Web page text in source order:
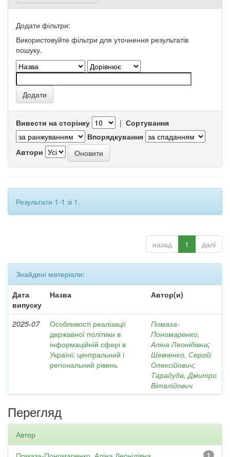
Додати фільтри:
Використовуйте фільтри для уточнення результатів
пошуку.
Вивести на сторінку | Сортування
Впорядкування
Автори
Результати 1-1 зі 1.
назад 1 далі
Знайдені матеріали:
Дата
випуску
Назва Автор(и)
2025-07
Особливості реалізації
державної політики в
інформаційній сфері в
Україні: центральний і
регіональний рівень
Помаза-
Пономаренко,
Аліна Леонідівна;
Шевченко, Сергій
Олексійович;
Тарадуда, Дмитро
Віталійович
Перегляд
Автор
1